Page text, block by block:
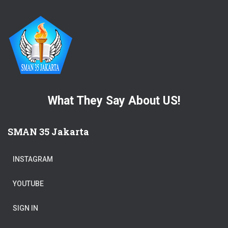
What They Say About US!
SMAN 35 Jakarta
INSTAGRAM
YOUTUBE
SIGN IN